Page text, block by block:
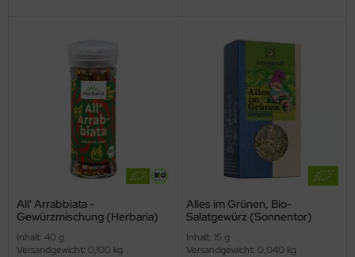
All' Arrabbiata -
Gewürzmischung (Herbaria)
Inhalt: 40 g
Versandgewicht: 0,100 kg
Alles im Grünen, Bio-
Salatgewürz (Sonnentor)
Inhalt: 15 g
Versandgewicht: 0,040 kg